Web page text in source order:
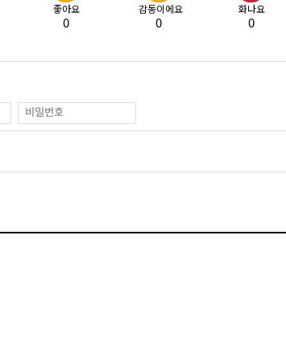
좋아요
0
감동이에요
0
화나요
0